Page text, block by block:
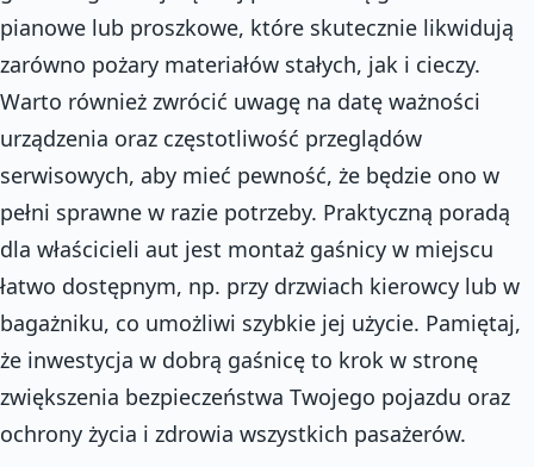
pianowe lub proszkowe, które skutecznie likwidują
zarówno pożary materiałów stałych, jak i cieczy.
Warto również zwrócić uwagę na datę ważności
urządzenia oraz częstotliwość przeglądów
serwisowych, aby mieć pewność, że będzie ono w
pełni sprawne w razie potrzeby. Praktyczną poradą
dla właścicieli aut jest montaż gaśnicy w miejscu
łatwo dostępnym, np. przy drzwiach kierowcy lub w
bagażniku, co umożliwi szybkie jej użycie. Pamiętaj,
że inwestycja w dobrą gaśnicę to krok w stronę
zwiększenia bezpieczeństwa Twojego pojazdu oraz
ochrony życia i zdrowia wszystkich pasażerów.